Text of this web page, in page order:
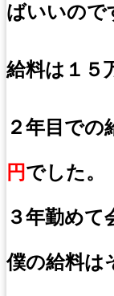
ばいいので
給料は１５
２年目での
円でした。
３年勤めて
僕の給料は